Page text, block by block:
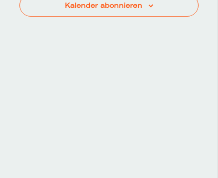
Kalender abonnieren